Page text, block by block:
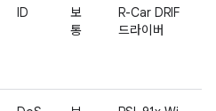
ID
보
통
R-Car DRIF
드라이버